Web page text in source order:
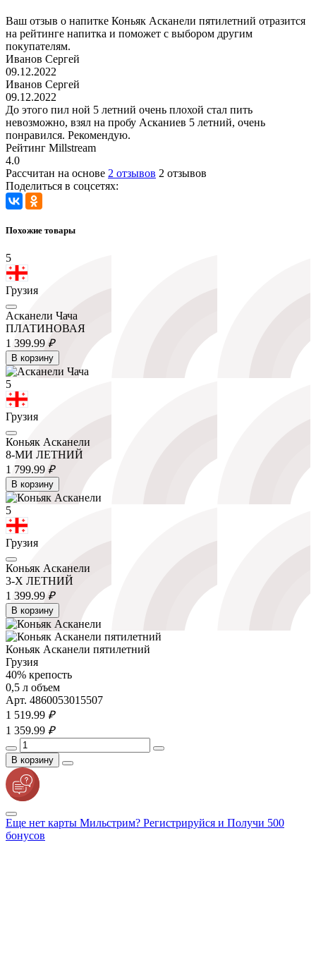
Ваш отзыв о напитке Коньяк Асканели пятилетний отразится
на рейтинге напитка и поможет с выбором другим
покупателям.
Иванов Сергей
09.12.2022
Иванов Сергей
09.12.2022
До этого пил ной 5 летний очень плохой стал пить
невозможно, взял на пробу Асканиев 5 летний, очень
понравился. Рекомендую.
Рейтинг Millstream
4.0
Рассчитан на основе 2 отзывов 2 отзывов
Поделиться в соцсетях:
Похожие товары
5
Грузия
Асканели Чача
ПЛАТИНОВАЯ
1 399.99 ₽
В корзину
5
Грузия
Коньяк Асканели
8-МИ ЛЕТНИЙ
1 799.99 ₽
В корзину
5
Грузия
Коньяк Асканели
3-Х ЛЕТНИЙ
1 399.99 ₽
В корзину
Коньяк Асканели пятилетний
Грузия
40% крепость
0,5 л объем
Арт. 4860053015507
1 519.99 ₽
1 359.99 ₽
В корзину
Еще нет карты Мильстрим? Регистрируйся и Получи 500
бонусов